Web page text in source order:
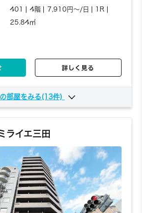
401 4階 7,910円～/日
1R
25.84㎡
詳しく見る
部屋をみる(13件)
詳しく見る
403 4階 7,260円～/日
1R
ライエ三田